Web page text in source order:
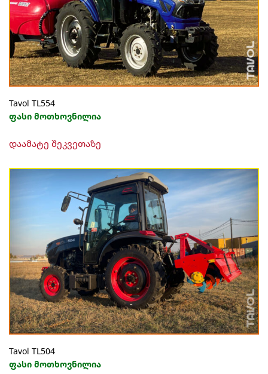
Tavol TL554
ფასი მოთხოვნილია
დაამატე შეკვეთაზე
Tavol TL504
ფასი მოთხოვნილია